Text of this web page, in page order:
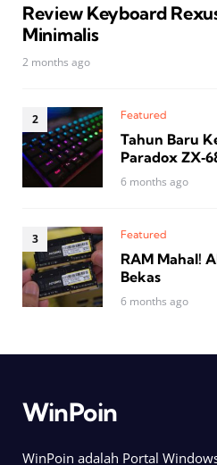
Review Keyboard
Minimalis
2 months ago
Featured
Tahun Baru
Paradox
6 months ago
Featured
RAM Mahal!
Bekas
6 months ago
WinPoin
WinPoin adalah Portal